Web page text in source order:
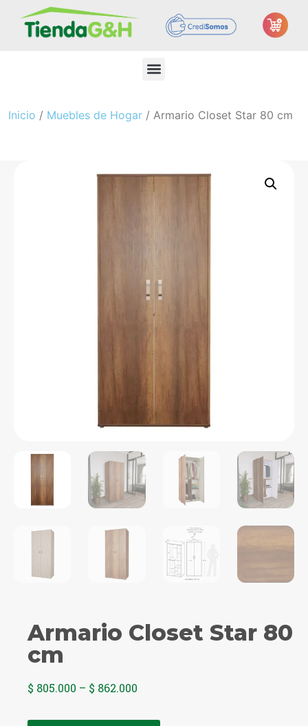
Inicio / Muebles de Hogar / Armario Closet Star 80 cm
Armario Closet Star 80
cm
$ 805.000 – $ 862.000